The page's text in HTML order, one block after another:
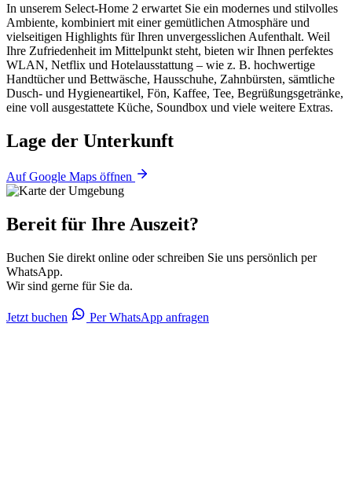
In unserem Select-Home 2 erwartet Sie ein modernes und stilvolles
Ambiente, kombiniert mit einer gemütlichen Atmosphäre und
vielseitigen Highlights für Ihren unvergesslichen Aufenthalt. Weil
Ihre Zufriedenheit im Mittelpunkt steht, bieten wir Ihnen perfektes
WLAN, Netflix und Hotelausstattung – wie z. B. hochwertige
Handtücher und Bettwäsche, Hausschuhe, Zahnbürsten, sämtliche
Dusch- und Hygieneartikel, Fön, Kaffee, Tee, Begrüßungsgetränke,
eine voll ausgestattete Küche, Soundbox und viele weitere Extras.
Lage der Unterkunft
Auf Google Maps öffnen
Bereit für Ihre Auszeit?
Buchen Sie direkt online oder schreiben Sie uns persönlich per
WhatsApp.
Wir sind gerne für Sie da.
Jetzt buchen Per WhatsApp anfragen